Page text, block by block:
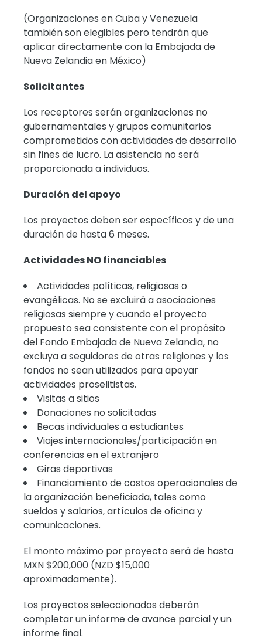
(Organizaciones en Cuba y Venezuela
también son elegibles pero tendrán que
aplicar directamente con la Embajada de
Nueva Zelandia en México)
Solicitantes
Los receptores serán organizaciones no
gubernamentales y grupos comunitarios
comprometidos con actividades de desarrollo
sin fines de lucro. La asistencia no será
proporcionada a individuos.
Duración del apoyo
Los proyectos deben ser específicos y de una
duración de hasta 6 meses.
Actividades NO financiables
Actividades políticas, religiosas o
evangélicas. No se excluirá a asociaciones
religiosas siempre y cuando el proyecto
propuesto sea consistente con el propósito
del Fondo Embajada de Nueva Zelandia, no
excluya a seguidores de otras religiones y los
fondos no sean utilizados para apoyar
actividades proselitistas.
Visitas a sitios
Donaciones no solicitadas
Becas individuales a estudiantes
Viajes internacionales/participación en
conferencias en el extranjero
Giras deportivas
Financiamiento de costos operacionales de
la organización beneficiada, tales como
sueldos y salarios, artículos de oficina y
comunicaciones.
El monto máximo por proyecto será de hasta
MXN $200,000 (NZD $15,000
aproximadamente).
Los proyectos seleccionados deberán
completar un informe de avance parcial y un
informe final.